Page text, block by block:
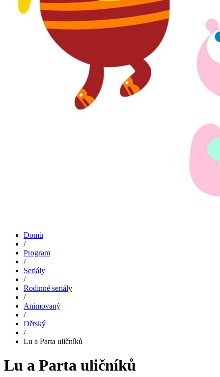
Domů
/
Program
/
Seriály
/
Rodinné seriály
/
Animovaný
/
Dětský
/
Lu a Parta uličníků
Lu a Parta uličníků